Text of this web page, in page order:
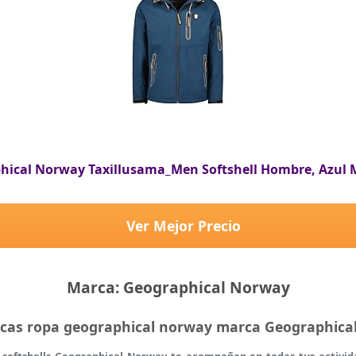
Día de la Madre, Día del Padre o cualquier otra ocasión
Norway Taxillusama_Men Softshell Hombre, Azul
Marca: Geographical Norway
Ver Mejor Precio
ropa geographical norway marca